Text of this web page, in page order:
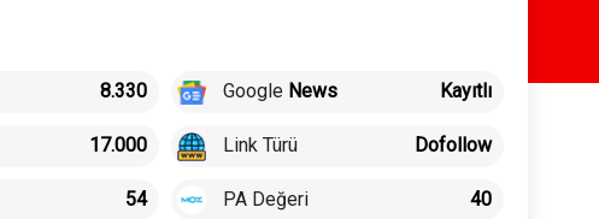
8.330 Google News Kayıtlı
17.000 Link Türü Dofollow
54 PA Değeri 40